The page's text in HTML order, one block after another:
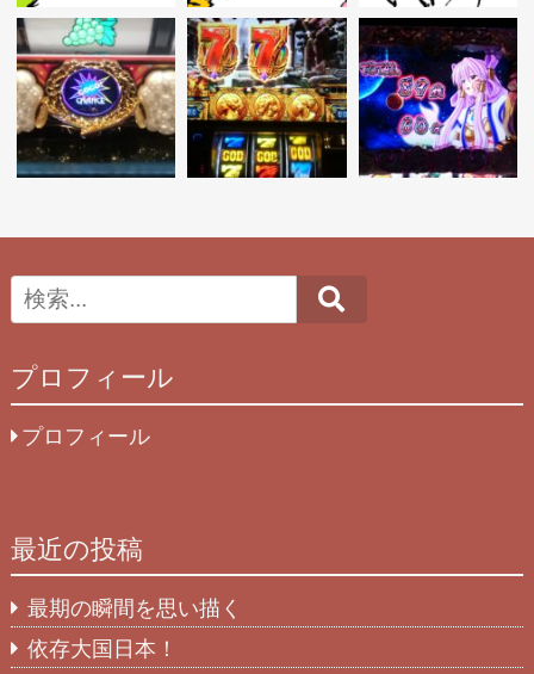
プロフィール
プロフィール
最近の投稿
最期の瞬間を思い描く
依存大国日本！